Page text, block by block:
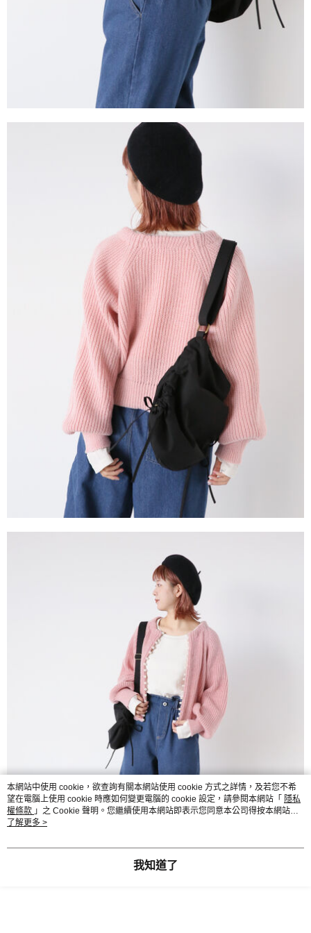
本網站中使用 cookie，欲查詢有關本網站使用 cookie 方式之詳情，及若您不希
望在電腦上使用 cookie 時應如何變更電腦的 cookie 設定，請參閱本網站「 隱私
權條款 」之 Cookie 聲明。您繼續使用本網站即表示您同意本公司得按本網站使
用條款之 Cookie 聲明使用 cookie。
了解更多 >
我知道了